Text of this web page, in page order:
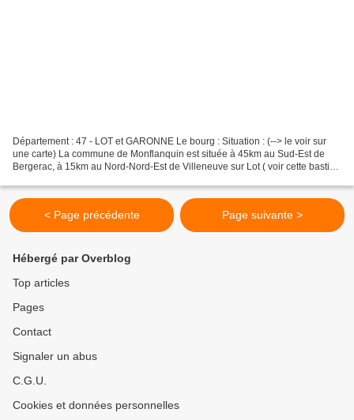
Département : 47 - LOT et GARONNE Le bourg : Situation : (--> le voir sur
une carte) La commune de Monflanquin est située à 45km au Sud-Est de
Bergerac, à 15km au Nord-Nord-Est de Villeneuve sur Lot ( voir cette bastide
< Page précédente Page suivante >
Hébergé par Overblog
Top articles
Pages
Contact
Signaler un abus
C.G.U.
Cookies et données personnelles